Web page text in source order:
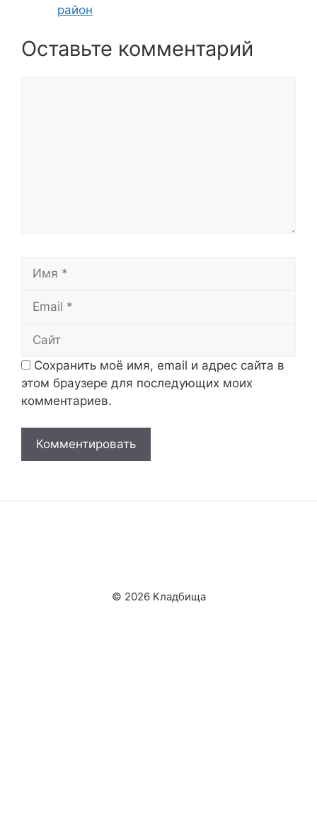
район
Оставьте комментарий
Сохранить моё имя, email и адрес сайта в
этом браузере для последующих моих
комментариев.
© 2026 Кладбища